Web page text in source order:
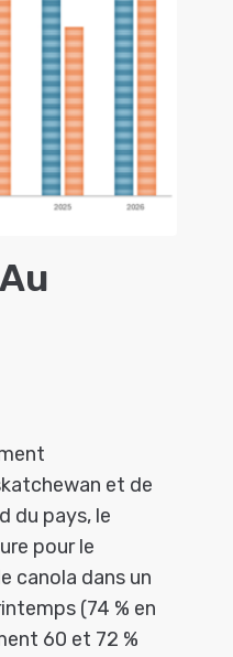
et de
du pays, le
pour le
canola dans un
(74 % en
60 et 72 %